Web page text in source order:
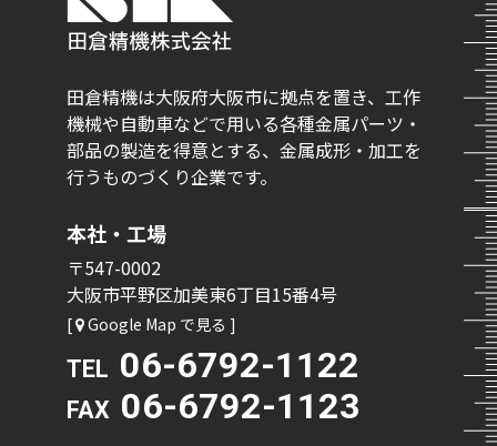
田倉精機は大阪府大阪市に拠点を置き、工作
機械や自動車などで用いる各種金属パーツ・
部品の製造を得意とする、金属成形・加工を
行うものづくり企業です。
本社・工場
〒547-0002
大阪市平野区加美東6丁目15番4号
[ Google Map で見る ]
TEL 06-6792-1122
FAX 06-6792-1123